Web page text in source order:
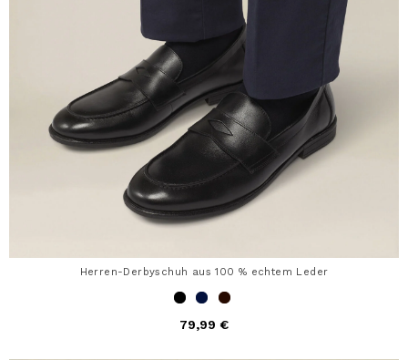
Herren-Derbyschuh aus 100 % echtem Leder
79,99 €